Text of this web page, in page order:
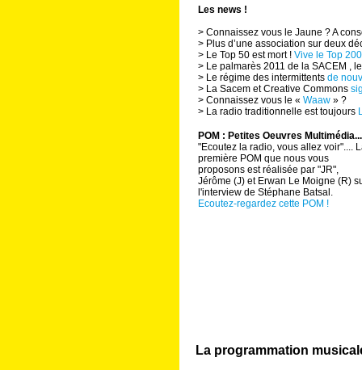
Les news !
> Connaissez vous le Jaune ? A
> Plus d’une association sur deux
> Le Top 50 est mort ! Vive le Top 200
> Le palmarès 2011 de la SACEM ,
> Le régime des intermittents de
> La Sacem et Creative Commons
> Connaissez vous le « Waaw » ?
> La radio traditionnelle est toujours
POM : Petites Oeuvres Multimédia...
"Ecoutez la radio, vous allez voir"....
première POM que nous vous
proposons est réalisée par "JR",
Jérôme (J) et Erwan Le Moigne (R)
l'interview de Stéphane Batsal.
Ecoutez-regardez cette POM !
La programmation